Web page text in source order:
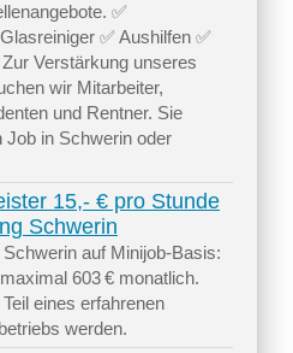
✅
✅ Aushilfen ✅
Verstärkung unseres
wir Mitarbeiter,
und Rentner. Sie
Job in Schwerin oder
15,- € pro Stunde
Schwerin
auf Minijob-Basis:
603 € monatlich.
eines erfahrenen
werden.